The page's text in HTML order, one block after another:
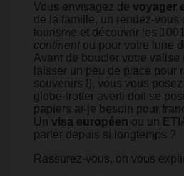
Vous envisagez de voyager
de la famille, un rendez-vous
tourisme et découvrir les
continentou pour votre lune
Avant de boucler votre valise
laisser un peu de place pour
souvenirs !), vous vous
globe-trotter averti doit se
papiers ai-je besoin pour
Un visa européen ou un
parler depuis si longtemps ?
Rassurez-vous, on vous